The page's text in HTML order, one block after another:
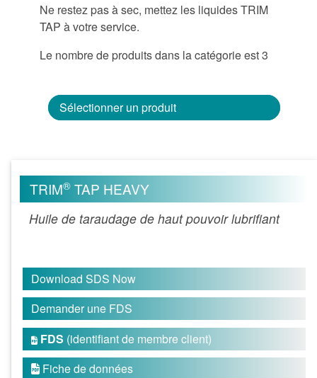
Ne restez pas à sec, mettez les liquides TRIM
TAP à votre service.
Le nombre de produits dans la catégorie est 3
Sélectionner un produit
TRIM® TAP HEAVY
Huile de taraudage de haut pouvoir lubrifiant
Download SDS Now
Demander une FDS
 FDS (identifiant de membre client)
 Fiche de données